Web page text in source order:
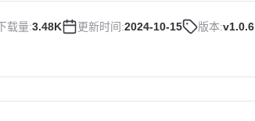
载量:3.48K 更新时间:2024-10-15 版本:v1.0.6